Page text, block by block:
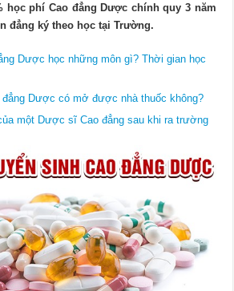
học phí Cao đẳng Dược chính quy 3 năm
đẳng ký theo học tại Trường.
Dược học những môn gì? Thời gian học
đẳng Dược có mở được nhà thuốc không?
một Dược sĩ Cao đẳng sau khi ra trường